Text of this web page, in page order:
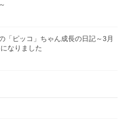
「ピッコ」ちゃん成長の日記～3月
なりました